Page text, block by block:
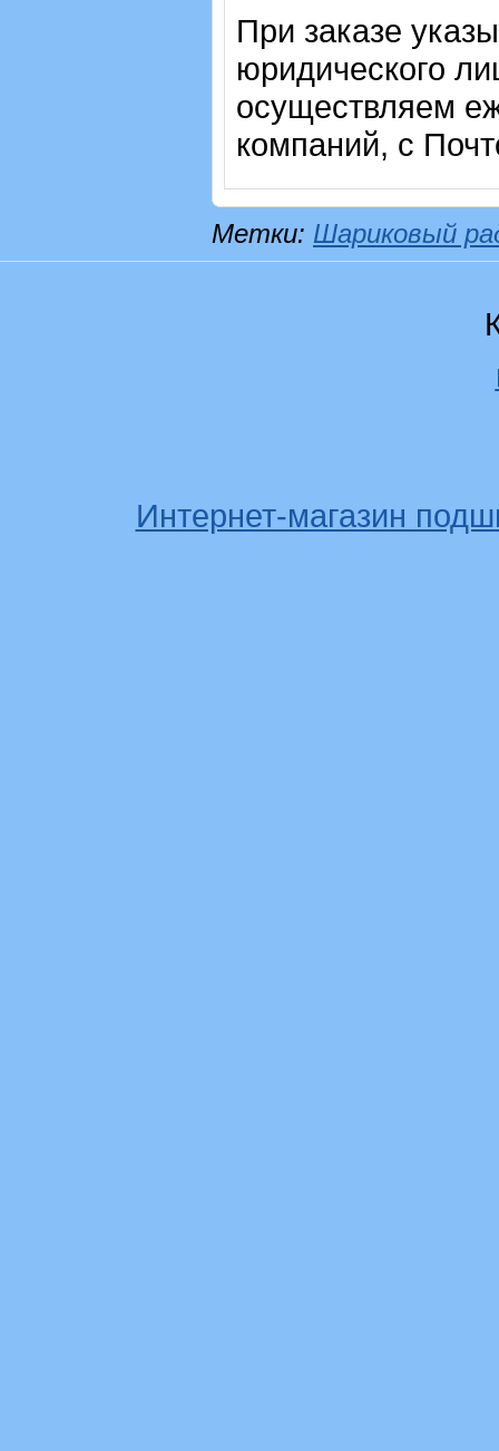
При заказе
юридического
осуществляем
компаний, с
Метки: Шариковый
Интернет-магазин